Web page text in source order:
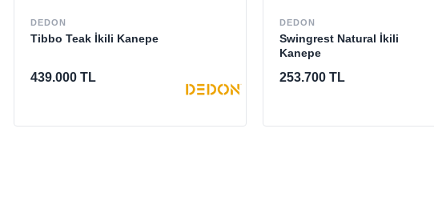
DEDON
Tibbo Teak İkili Kanepe
439.000 TL
DEDON
Swingrest Natural İkili
Kanepe
253.700 TL